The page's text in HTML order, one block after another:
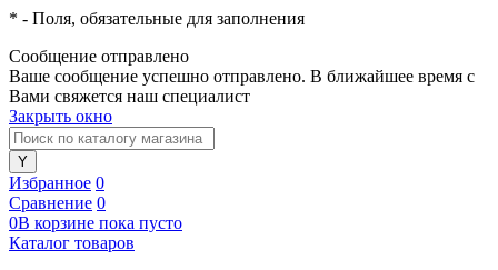
* - Поля, обязательные для заполнения
Сообщение отправлено
Ваше сообщение успешно отправлено. В ближайшее время с
Вами свяжется наш специалист
Закрыть окно
Избранное 0
Сравнение 0
0В корзине пока пусто
Каталог товаров